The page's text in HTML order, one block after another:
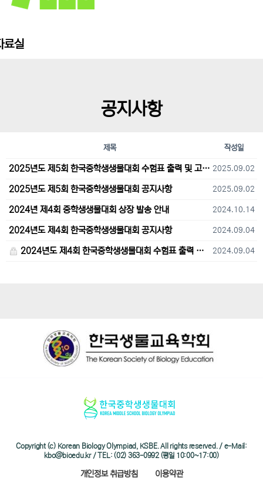
료실
공지사항
제목 작성일
2025년도 제5회 한국중학생생물대회 수험표 출력 및 고사장 오시는 길 안내 2025.09.02
2025년도 제5회 한국중학생생물대회 공지사항 2025.09.02
2024년 제4회 중학생생물대회 상장 발송 안내 2024.10.14
2024년도 제4회 한국중학생생물대회 공지사항 2024.09.04
2024년도 제4회 한국중학생생물대회 수험표 출력 및 고사장 오시는 길 안내 2024.09.04
Copyright (c) Korean Biology Olympiad, KSBE. All rights reserved. / e-Mail:
kbo@bioedu.kr / TEL: (02) 363-0992 (평일 10:00~17:00)
개인정보 취급방침 이용약관